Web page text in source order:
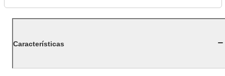
Características